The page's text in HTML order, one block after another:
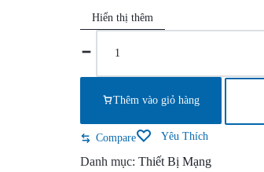
HỆ
THỐNG
CAMERA
GIÁM
SÁT
Hiển thị thêm
Thêm vào giỏ hàng
Compare Yêu Thích
Danh mục: Thiết Bị Mạng